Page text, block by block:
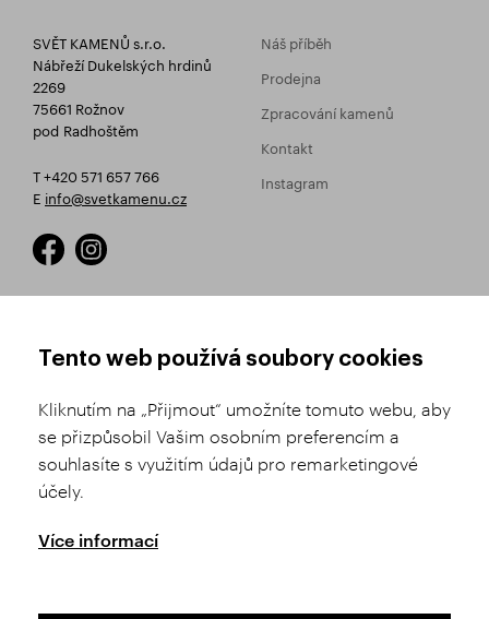
SVĚT KAMENŮ s.r.o.
Nábřeží Dukelských hrdinů
2269
75661 Rožnov
pod Radhoštěm
T +420 571 657 766
E info@svetkamenu.cz
Náš příběh
Prodejna
Zpracování kamenů
Kontakt
Instagram
Registrace
Výběr zboží
Doprava a platba
Historie objednávek
Obchodní podmínky
Reklamační řád
Nastavení soukromí
Tento web používá soubory cookies
Kliknutím na „Přijmout“ umožníte tomuto webu, aby
se přizpůsobil Vašim osobním preferencím a
souhlasíte s využitím údajů pro remarketingové
účely.
Více informací